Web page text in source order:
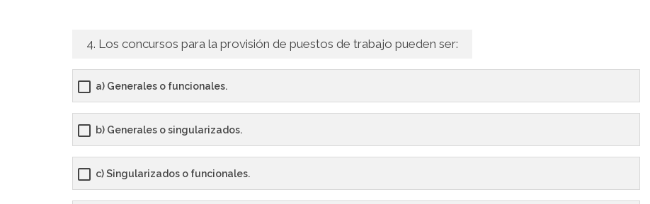
4. Los concursos para la provisión de puestos de trabajo pueden ser:
a) Generales o funcionales.
b) Generales o singularizados.
c) Singularizados o funcionales.